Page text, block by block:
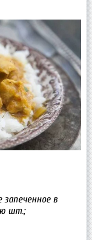
запеченное в
шт.;